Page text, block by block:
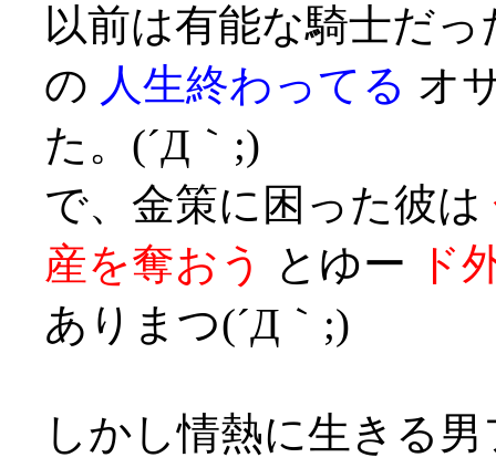
以前は有能な騎士だ
の 人生終わってる オ
た。(´Д｀;)
で、金策に困った彼は
産を奪おう
とゆー
ド
ありまつ(´Д｀;)
しかし情熱に生きる